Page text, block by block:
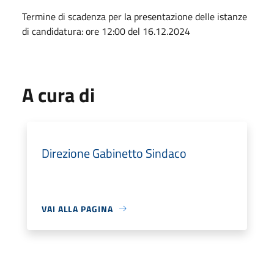
Termine di scadenza per la presentazione delle istanze
di candidatura: ore 12:00 del 16.12.2024
A cura di
Direzione Gabinetto Sindaco
VAI ALLA PAGINA